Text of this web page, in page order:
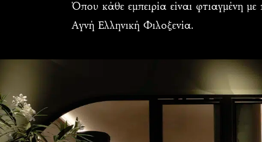
Όπου κάθε εμπειρία είναι φτιαγμένη
Αγνή Ελληνική Φιλοξενία.